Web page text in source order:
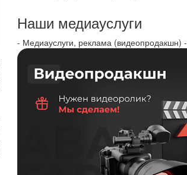
Наши медиауслуги
- Медиауслуги, реклама (видеопродакшн) -